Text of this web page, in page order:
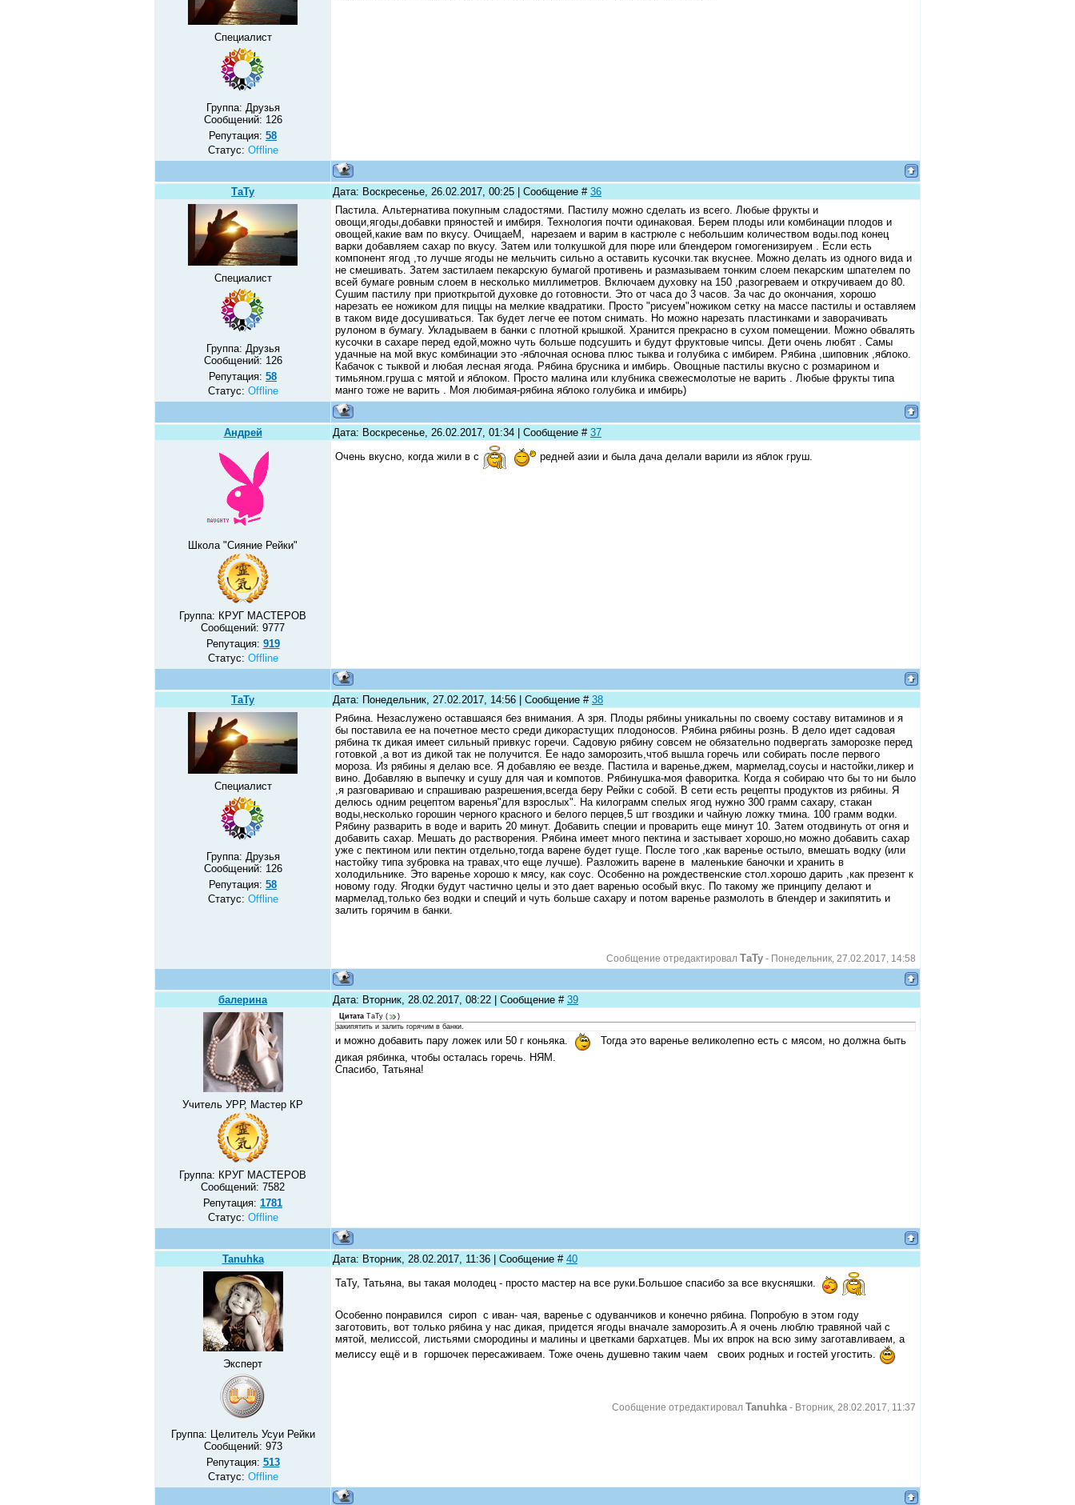
Специалист
Группа: Друзья
Сообщений: 126
Репутация: 58
Статус: Offline
ТаТу Дата: Воскресенье, 26.02.2017, 00:25 | Сообщение # 36
Специалист
Группа: Друзья
Сообщений: 126
Репутация: 58
Статус: Offline
Пастила. Альтернатива покупным сладостями. Пастилу можно сделать из всего. Любые фрукты и
овощи,ягоды,добавки пряностей и имбиря. Технология почти одинаковая. Берем плоды или комбинации плодов и
овощей,какие вам по вкусу. ОчищаеМ, нарезаем и варим в кастрюле с небольшим количеством воды.под конец
варки добавляем сахар по вкусу. Затем или толкушкой для пюре или блендером гомогенизируем . Если есть
компонент ягод ,то лучше ягоды не мельчить сильно а оставить кусочки.так вкуснее. Можно делать из одного вида и
не смешивать. Затем застилаем пекарскую бумагой противень и размазываем тонким слоем пекарским шпателем по
всей бумаге ровным слоем в несколько миллиметров. Включаем духовку на 150 ,разогреваем и откручиваем до 80.
Сушим пастилу при приоткрытой духовке до готовности. Это от часа до 3 часов. За час до окончания, хорошо
нарезать ее ножиком для пиццы на мелкие квадратики. Просто "рисуем"ножиком сетку на массе пастилы и оставляем
в таком виде досушиваться. Так будет легче ее потом снимать. Но можно нарезать пластинками и заворачивать
рулоном в бумагу. Укладываем в банки с плотной крышкой. Хранится прекрасно в сухом помещении. Можно обвалять
кусочки в сахаре перед едой,можно чуть больше подсушить и будут фруктовые чипсы. Дети очень любят . Самы
удачные на мой вкус комбинации это -яблочная основа плюс тыква и голубика с имбирем. Рябина ,шиповник ,яблоко.
Кабачок с тыквой и любая лесная ягода. Рябина брусника и имбирь. Овощные пастилы вкусно с розмарином и
тимьяном.груша с мятой и яблоком. Просто малина или клубника свежесмолотые не варить . Любые фрукты типа
манго тоже не варить . Моя любимая-рябина яблоко голубика и имбирь)
Андрей Дата: Воскресенье, 26.02.2017, 01:34 | Сообщение # 37
Школа "Сияние Рейки"
Группа: КРУГ МАСТЕРОВ
Сообщений: 9777
Репутация: 919
Статус: Offline
Очень вкусно, когда жили в с редней азии и была дача делали варили из яблок груш.
ТаТу Дата: Понедельник, 27.02.2017, 14:56 | Сообщение # 38
Специалист
Группа: Друзья
Сообщений: 126
Репутация: 58
Статус: Offline
Рябина. Незаслужено оставшаяся без внимания. А зря. Плоды рябины уникальны по своему составу витаминов и я
бы поставила ее на почетное место среди дикорастущих плодоносов. Рябина рябины рознь. В дело идет садовая
рябина тк дикая имеет сильный привкус горечи. Садовую рябину совсем не обязательно подвергать заморозке перед
готовкой ,а вот из дикой так не получится. Ее надо заморозить,чтоб вышла горечь или собирать после первого
мороза. Из рябины я делаю все. Я добавляю ее везде. Пастила и варенье,джем, мармелад,соусы и настойки,ликер и
вино. Добавляю в выпечку и сушу для чая и компотов. Рябинушка-моя фаворитка. Когда я собираю что бы то ни было
,я разговариваю и спрашиваю разрешения,всегда беру Рейки с собой. В сети есть рецепты продуктов из рябины. Я
делюсь одним рецептом варенья"для взрослых". На килограмм спелых ягод нужно 300 грамм сахару, стакан
воды,несколько горошин черного красного и белого перцев,5 шт гвоздики и чайную ложку тмина. 100 грамм водки.
Рябину разварить в воде и варить 20 минут. Добавить специи и проварить еще минут 10. Затем отодвинуть от огня и
добавить сахар. Мешать до растворения. Рябина имеет много пектина и застывает хорошо,но можно добавить сахар
уже с пектином или пектин отдельно,тогда варене будет гуще. После того ,как варенье остыло, вмешать водку (или
настойку типа зубровка на травах,что еще лучше). Разложить варене в маленькие баночки и хранить в
холодильнике. Это варенье хорошо к мясу, как соус. Особенно на рождественские стол.хорошо дарить ,как презент к
новому году. Ягодки будут частично целы и это дает варенью особый вкус. По такому же принципу делают и
мармелад,только без водки и специй и чуть больше сахару и потом варенье размолоть в блендер и закипятить и
залить горячим в банки.
Сообщение отредактировал ТаТу - Понедельник, 27.02.2017, 14:58
балерина Дата: Вторник, 28.02.2017, 08:22 | Сообщение # 39
Учитель УРР, Мастер КР
Группа: КРУГ МАСТЕРОВ
Сообщений: 7582
Репутация: 1781
Статус: Offline
Цитата ТаТу (
)
закипятить и залить горячим в банки.
и можно добавить пару ложек или 50 г коньяка.
Тогда это варенье великолепно есть с мясом, но должна быть
дикая рябинка, чтобы осталась горечь. НЯМ.
Спасибо, Татьяна!
Tanuhka Дата: Вторник, 28.02.2017, 11:36 | Сообщение # 40
Эксперт
Группа: Целитель Усуи Рейки
Сообщений: 973
Репутация: 513
Статус: Offline
ТаТу, Татьяна, вы такая молодец - просто мастер на все руки.Большое спасибо за все вкусняшки.
Особенно понравился сироп с иван- чая, варенье с одуванчиков и конечно рябина. Попробую в этом году
заготовить, вот только рябина у нас дикая, придется ягоды вначале заморозить.А я очень люблю травяной чай с
мятой, мелиссой, листьями смородины и малины и цветками бархатцев. Мы их впрок на всю зиму заготавливаем, а
мелиссу ещё и в горшочек пересаживаем. Тоже очень душевно таким чаем своих родных и гостей угостить.
Сообщение отредактировал Tanuhka - Вторник, 28.02.2017, 11:37